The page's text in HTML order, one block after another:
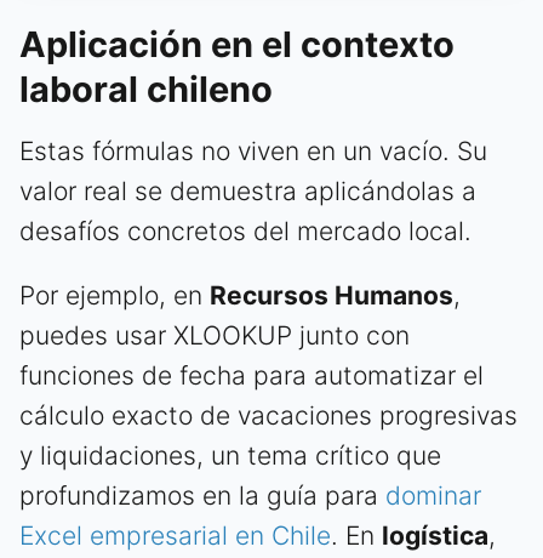
Aplicación en el contexto
laboral chileno
Estas fórmulas no viven en un vacío. Su
valor real se demuestra aplicándolas a
desafíos concretos del mercado local.
Por ejemplo, en Recursos Humanos,
puedes usar XLOOKUP junto con
funciones de fecha para automatizar el
cálculo exacto de vacaciones progresivas
y liquidaciones, un tema crítico que
profundizamos en la guía para dominar
Excel empresarial en Chile. En logística,